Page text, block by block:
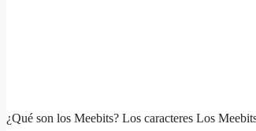
¿Qué son los Meebits? Los caracteres Los